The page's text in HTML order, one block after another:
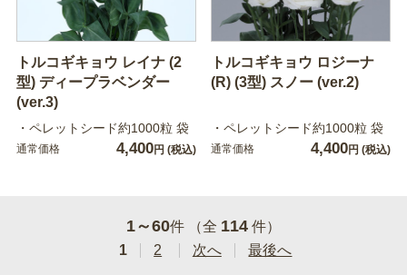
トルコギキョウ レイナ (2
型) ディープラベンダー
(ver.3)
・ペレットシード約1000粒 袋
通常価格 4,400円 (税込)
トルコギキョウ ロジーナ
(R) (3型) スノー (ver.2)
・ペレットシード約1000粒 袋
通常価格 4,400円 (税込)
1～60件 （全 114 件）
1
2 次へ 最後へ